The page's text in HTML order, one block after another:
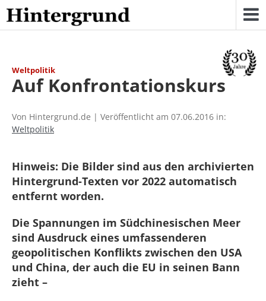
Skip
to
content
Weltpolitik
Auf Konfrontationskurs
Von Hintergrund.de | Veröffentlicht am 07.06.2016 in:
Weltpolitik
Hinweis: Die Bilder sind aus den archivierten
Hintergrund-Texten vor 2022 automatisch
entfernt worden.
Die Spannungen im Südchinesischen Meer
sind Ausdruck eines umfassenderen
geopolitischen Konflikts zwischen den USA
und China, der auch die EU in seinen Bann
zieht –